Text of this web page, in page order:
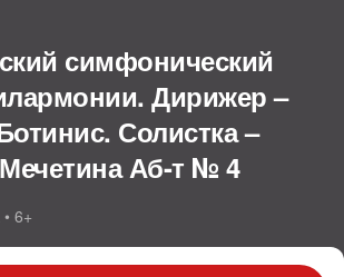
симфонический
Дирижер –
Солистка –
Аб-т № 4
6+